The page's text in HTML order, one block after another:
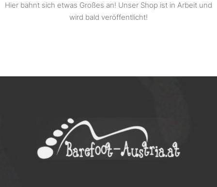
Hier bahnt sich etwas Großes an! Unser Shop ist in Arbeit und
wird bald veröffentlicht!